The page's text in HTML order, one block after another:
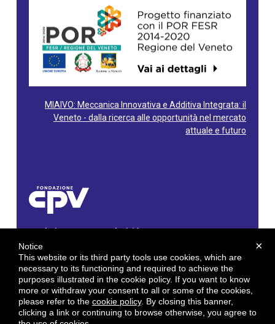
MIAIVO: Meccanica Innovativa e Additiva Integrata: il
Veneto - dalla ricerca alle opportunità nel mercato
attuale e futuro
Via Gioacchino Rossini, 60 - 36100 Vicenza - Italy
Tel. 0444/960500 - Fax 0444/1932220
C.F. e P. IVA: 02429800242
E-mail:info@cpv.org
E-mail certificata PEC: pec.cpv@legalmail.it
byGruppo 4 srl
×
Notice
This website or its third party tools use cookies, which are
necessary to its functioning and required to achieve the
purposes illustrated in the cookie policy. If you want to know
more or withdraw your consent to all or some of the cookies,
please refer to the cookie policy. By closing this banner,
clicking a link or continuing to browse otherwise, you agree to